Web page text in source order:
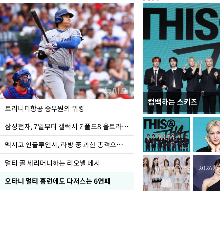
트리니티항공 승무원의 워킹
삼성전자, 7일부터 갤럭시 Z 폴드8 울트라·폴드8·플립8 출시
멕시코 인플루언서, 라방 중 괴한 총격으로 사망
멀티 골 세리머니하는 리오넬 메시
오타니 멀티 홈런에도 다저스는 6연패
컴백하는 스키즈
입추 하루 앞둔 전남
폭염